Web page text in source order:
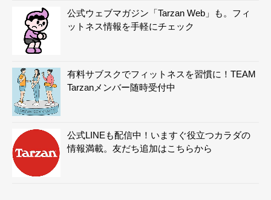
公式ウェブマガジン「Tarzan Web」も。フィ
ットネス情報を手軽にチェック
有料サブスクでフィットネスを習慣に！TEAM
Tarzanメンバー随時受付中
公式LINEも配信中！いますぐ役立つカラダの
情報満載。友だち追加はこちらから